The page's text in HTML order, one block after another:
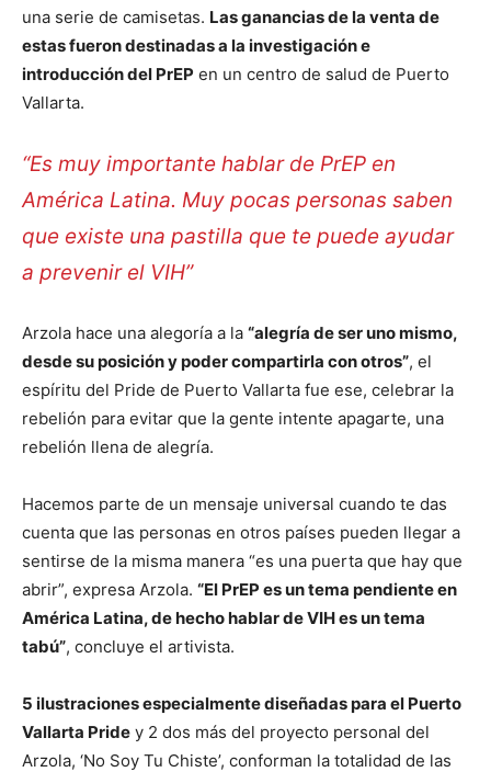
una serie de camisetas. Las ganancias de la venta de
estas fueron destinadas a la investigación e
introducción del PrEP en un centro de salud de Puerto
Vallarta.
“Es muy importante hablar de PrEP en
América Latina. Muy pocas personas saben
que existe una pastilla que te puede ayudar
a prevenir el VIH”
Arzola hace una alegoría a la “alegría de ser uno mismo,
desde su posición y poder compartirla con otros”, el
espíritu del Pride de Puerto Vallarta fue ese, celebrar la
rebelión para evitar que la gente intente apagarte, una
rebelión llena de alegría.
Hacemos parte de un mensaje universal cuando te das
cuenta que las personas en otros países pueden llegar a
sentirse de la misma manera “es una puerta que hay que
abrir”, expresa Arzola. “El PrEP es un tema pendiente en
América Latina, de hecho hablar de VIH es un tema
tabú”, concluye el artivista.
5 ilustraciones especialmente diseñadas para el Puerto
Vallarta Pride y 2 dos más del proyecto personal del
Arzola, ‘No Soy Tu Chiste’, conforman la totalidad de las